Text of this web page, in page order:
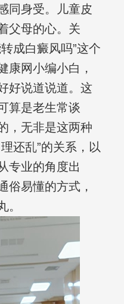
同身受。儿童皮
父母的心。关
成白癜风吗”这个
康网小编小白，
好说道说道。这
算是老生常谈
，无非是这两种
还乱”的关系，以
专业的角度出
俗易懂的方式，
。